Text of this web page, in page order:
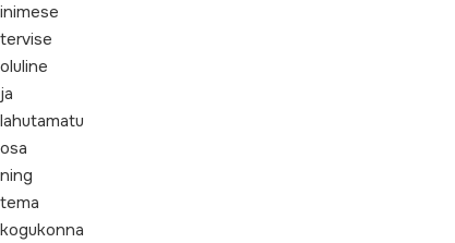
inimese
tervise
oluline
ja
lahutamatu
osa
ning
tema
kogukonna